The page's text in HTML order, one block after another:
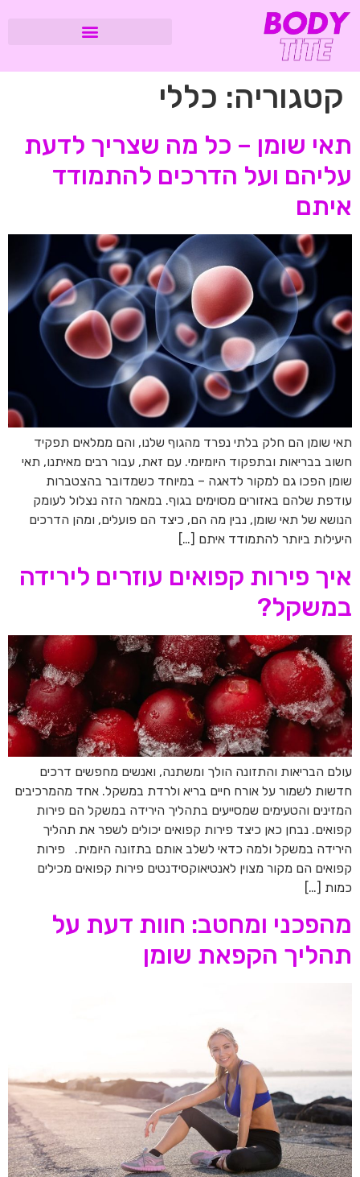
קטגוריה: כללי
תאי שומן – כל מה שצריך לדעת
עליהם ועל הדרכים להתמודד
איתם
תאי שומן הם חלק בלתי נפרד מהגוף שלנו, והם ממלאים תפקיד
חשוב בבריאות ובתפקוד היומיומי. עם זאת, עבור רבים מאיתנו, תאי
שומן הפכו גם למקור לדאגה – במיוחד כשמדובר בהצטברות
עודפת שלהם באזורים מסוימים בגוף. במאמר הזה נצלול לעומק
הנושא של תאי שומן, נבין מה הם, כיצד הם פועלים, ומהן הדרכים
היעילות ביותר להתמודד איתם […]
איך פירות קפואים עוזרים לירידה
במשקל?
עולם הבריאות והתזונה הולך ומשתנה, ואנשים מחפשים דרכים
חדשות לשמור על אורח חיים בריא ולרדת במשקל. אחד מהמרכיבים
המזינים והטעימים שמסייעים בתהליך הירידה במשקל הם פירות
קפואים. נבחן כאן כיצד פירות קפואים יכולים לשפר את תהליך
הירידה במשקל ולמה כדאי לשלב אותם בתזונה היומית. פירות
קפואים הם מקור מצוין לאנטיאוקסידנטים פירות קפואים מכילים
כמות […]
מהפכני ומחטב: חוות דעת על
תהליך הקפאת שומן